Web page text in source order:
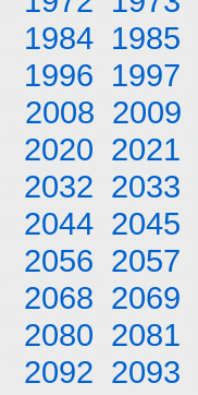
1984 1985
1996 1997
2008 2009
2020 2021
2032 2033
2044 2045
2056 2057
2068 2069
2080 2081
2092 2093